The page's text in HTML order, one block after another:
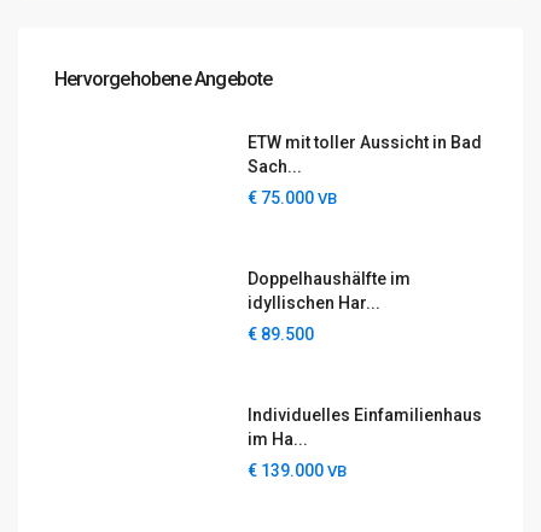
Hervorgehobene Angebote
ETW mit toller Aussicht in Bad
Sach...
€ 75.000VB
Doppelhaushälfte im
idyllischen Har...
€ 89.500
Individuelles Einfamilienhaus
im Ha...
€ 139.000VB